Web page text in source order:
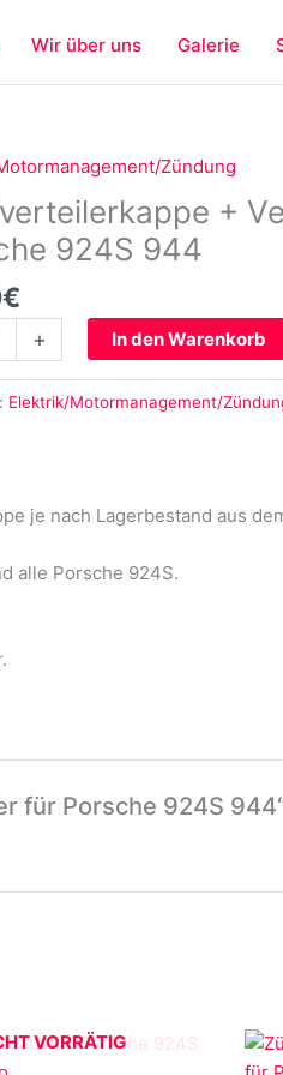
Wir über uns Galerie
Zündung
+
924S 944
€
+ In den Warenkorb
Elektrik/Motormanagement/
je nach Lagerbestand aus
alle Porsche 924S.
für Porsche 924S
VORRÄTIG